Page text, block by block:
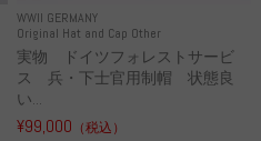
WWII GERMANY
Original Hat and Cap Other
実物 ドイツフォレストサービ
ス 兵・下士官用制帽 状態良
い...
¥99,000 （税込）